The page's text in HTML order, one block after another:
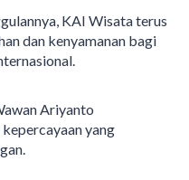
KAI Wisata terus
dan kenyamanan bagi
Ariyanto
yang